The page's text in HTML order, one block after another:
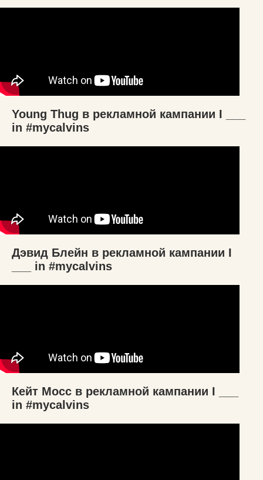
Young Thug в рекламной кампании I ___
in #mycalvins
Дэвид Блейн в рекламной кампании I
___ in #mycalvins
Кейт Мосс в рекламной кампании I ___
in #mycalvins